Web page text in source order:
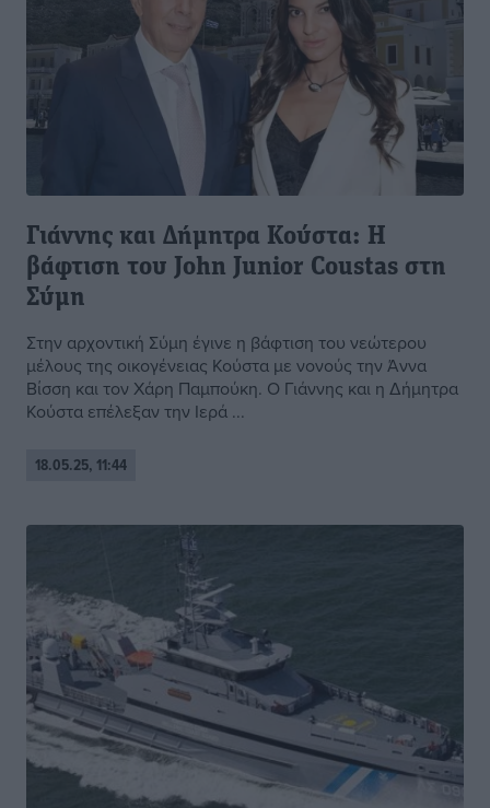
Γιάννης και Δήμητρα Κούστα: Η
βάφτιση του John Junior Coustas στη
Σύμη
Στην αρχοντική Σύμη έγινε η βάφτιση του νεώτερου
μέλους της οικογένειας Κούστα με νονούς την Άννα
Βίσση και τον Χάρη Παμπούκη. Ο Γιάννης και η Δήμητρα
Κούστα επέλεξαν την Ιερά ...
18.05.25, 11:44